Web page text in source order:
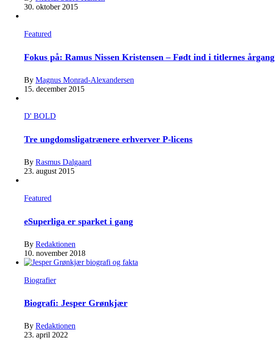
30. oktober 2015
Featured
Fokus på: Ramus Nissen Kristensen – Født ind i titlernes årgang
By Magnus Monrad-Alexandersen
15. december 2015
D' BOLD
Tre ungdomsligatrænere erhverver P-licens
By Rasmus Dalgaard
23. august 2015
Featured
eSuperliga er sparket i gang
By Redaktionen
10. november 2018
Biografier
Biografi: Jesper Grønkjær
By Redaktionen
23. april 2022